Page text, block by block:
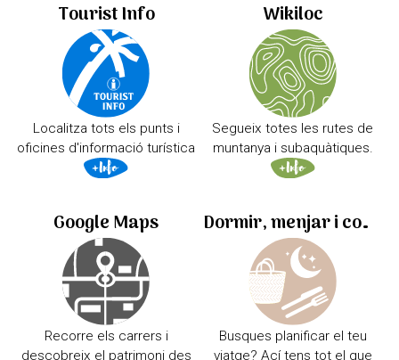
Tourist Info
Localitza tots els punts i
oficines d'informació turística
Wikiloc
Segueix totes les rutes de
muntanya i subaquàtiques.
Google Maps
Recorre els carrers i
descobreix el patrimoni des
Dormir, menjar i comprar
Busques planificar el teu
viatge? Ací tens tot el que